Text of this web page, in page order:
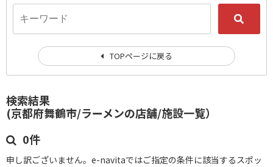
検索結果
(京都府舞鶴市/ラーメンの店舗/施設一覧）
0件
申し訳ございません。e-navitaではご指定の条件に該当するスポッ
TOPページに戻る